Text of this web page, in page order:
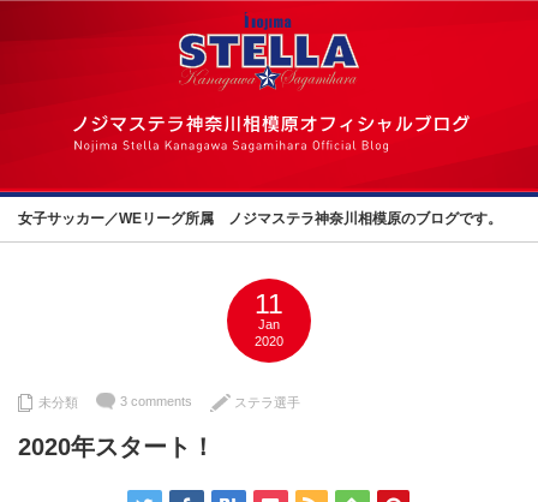
女子サッカー／WEリーグ所属 ノジマステラ神奈川相模原のブログです。
11
Jan
2020
未分類 3 comments ステラ選手
2020年スタート！